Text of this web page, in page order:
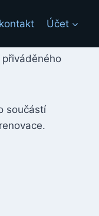
kontakt Účet
počasí v
součástí